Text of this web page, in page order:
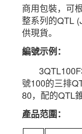
商用包裝，可
整系列的QTL
供現貨。
編號示例：
號100的三排
80，配的QTL
產品范圍：